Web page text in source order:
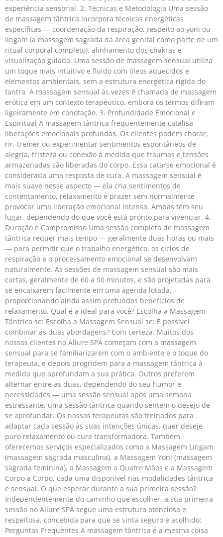
experiência sensorial. 2. Técnicas e Metodologia Uma sessão
de massagem tântrica incorpora técnicas energéticas
específicas — coordenação da respiração, respeito ao yoni ou
lingam (a massagem sagrada da área genital como parte de um
ritual corporal completo), alinhamento dos chakras e
visualização guiada. Uma sessão de massagem sensual utiliza
um toque mais intuitivo e fluido com óleos aquecidos e
elementos ambientais, sem a estrutura energética rígida do
tantra. A massagem sensual às vezes é chamada de massagem
erótica em um contexto terapêutico, embora os termos difiram
ligeiramente em conotação. 3. Profundidade Emocional e
Espiritual A massagem tântrica frequentemente catalisa
liberações emocionais profundas. Os clientes podem chorar,
rir, tremer ou experimentar sentimentos espontâneos de
alegria, tristeza ou conexão à medida que traumas e tensões
armazenadas são liberadas do corpo. Essa catarse emocional é
considerada uma resposta de cura. A massagem sensual é
mais suave nesse aspecto — ela cria sentimentos de
contentamento, relaxamento e prazer sem normalmente
provocar uma liberação emocional intensa. Ambas têm seu
lugar, dependendo do que você está pronto para vivenciar. 4.
Duração e Compromisso Uma sessão completa de massagem
tântrica requer mais tempo — geralmente duas horas ou mais
— para permitir que o trabalho energético, os ciclos de
respiração e o processamento emocional se desenvolvam
naturalmente. As sessões de massagem sensual são mais
curtas, geralmente de 60 a 90 minutos, e são projetadas para
se encaixarem facilmente em uma agenda lotada,
proporcionando ainda assim profundos benefícios de
relaxamento. Qual é a ideal para você? Escolha a Massagem
Tântrica se: Escolha a Massagem Sensual se: É possível
combinar as duas abordagens? Com certeza. Muitos dos
nossos clientes no Allure SPA começam com a massagem
sensual para se familiarizarem com o ambiente e o toque do
terapeuta, e depois progridem para a massagem tântrica à
medida que aprofundam a sua prática. Outros preferem
alternar entre as duas, dependendo do seu humor e
necessidades — uma sessão sensual após uma semana
estressante, uma sessão tântrica quando sentem o desejo de
se aprofundar. Os nossos terapeutas são treinados para
adaptar cada sessão às suas intenções únicas, quer deseje
puro relaxamento ou cura transformadora. Também
oferecemos serviços especializados como a Massagem Lingam
(massagem sagrada masculina), a Massagem Yoni (massagem
sagrada feminina), a Massagem a Quatro Mãos e a Massagem
Corpo a Corpo, cada uma disponível nas modalidades tântrica
e sensual. O que esperar durante a sua primeira sessão?
Independentemente do caminho que escolher, a sua primeira
sessão no Allure SPA segue uma estrutura atenciosa e
respeitosa, concebida para que se sinta seguro e acolhido:
Perguntas Frequentes A massagem tântrica é a mesma coisa